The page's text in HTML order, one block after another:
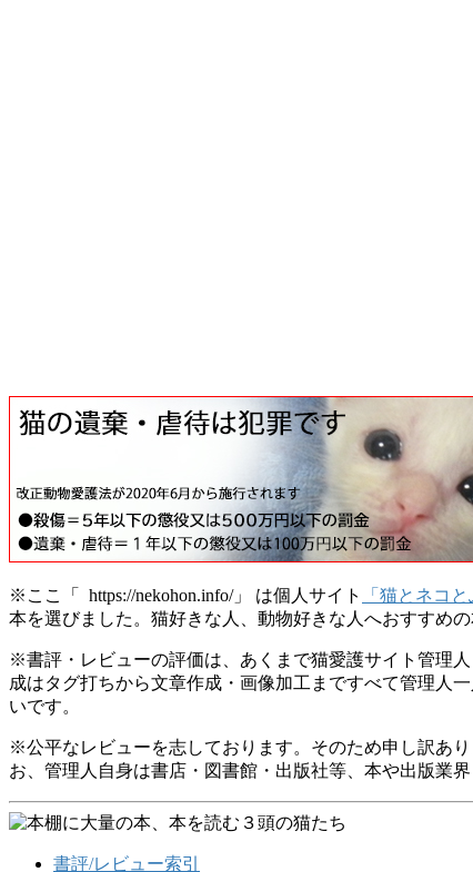
※ここ「 https://nekohon.info/」 は個人サイト 「猫とネコ
本を選びました。猫好きな人、動物好きな人へおすすめの
※書評・レビューの評価は、あくまで猫愛護サイト管理
成はタグ打ちから文章作成・画像加工まですべて管理人
いです。
※公平なレビューを志しております。そのため申し訳あ
お、管理人自身は書店・図書館・出版社等、本や出版業
書評/レビュー索引